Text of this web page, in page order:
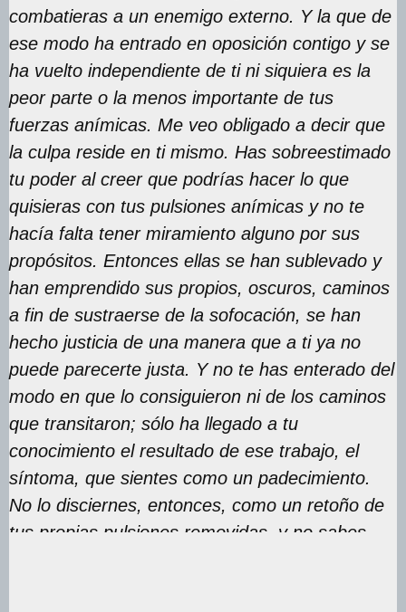
combatieras a un enemigo externo. Y la que de
ese modo ha entrado en oposición contigo y se
ha vuelto independiente de ti ni siquiera es la
peor parte o la menos importante de tus
fuerzas anímicas. Me veo obligado a decir que
la culpa reside en ti mismo. Has sobreestimado
tu poder al creer que podrías hacer lo que
quisieras con tus pulsiones anímicas y no te
hacía falta tener miramiento alguno por sus
propósitos. Entonces ellas se han sublevado y
han emprendido sus propios, oscuros, caminos
a fin de sustraerse de la sofocación, se han
hecho justicia de una manera que a ti ya no
puede parecerte justa. Y no te has enterado del
modo en que lo consiguieron ni de los caminos
que transitaron; sólo ha llegado a tu
conocimiento el resultado de ese trabajo, el
síntoma, que sientes como un padecimiento.
No lo disciernes, entonces, como un retoño de
tus propias pulsiones removidas, y no sabes